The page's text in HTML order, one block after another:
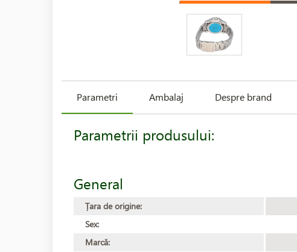
Parametri Ambalaj Despre brand
Parametrii produsului:
General
Țara de origine:
Sex:
Marcă: